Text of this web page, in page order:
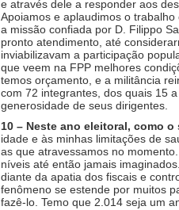
e através dele a responder aos
Apoiamos e aplaudimos o
a missão confiada por D. Filippo
pronto atendimento, até
inviabilizavam a participação
que veem na FPP melhores
temos orçamento, e a militância
com 72 integrantes, dos quais 15
generosidade de seus dirigentes.
10 – Neste ano eleitoral, como
idade e às minhas limitações de
as que atravessamos no
níveis até então jamais
diante da apatia dos fiscais e
fenômeno se estende por muitos
fazê-lo. Temo que 2.014 seja um